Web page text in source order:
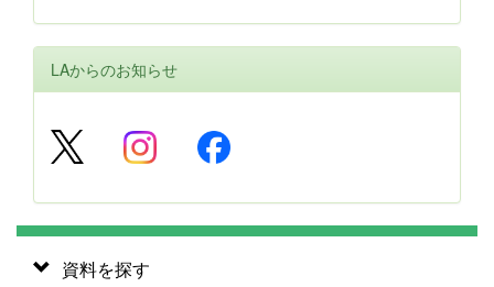
LAからのお知らせ
資料を探す